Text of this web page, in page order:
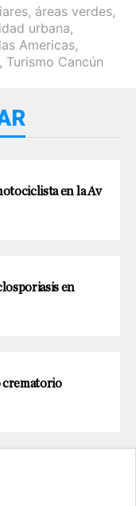
, áreas verdes,
urbana,
Americas,
, Turismo Cancún
en la Av
en